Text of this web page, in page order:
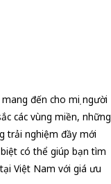
đến cho mọi người
các vùng miền, những
trải nghiệm đầy mới
có thể giúp bạn tìm
Việt Nam với giá ưu